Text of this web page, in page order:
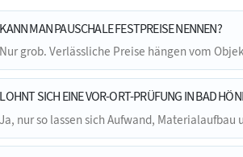
KANN MAN PAUSCHALE FESTPREISE NENNEN?
Nur grob. Verlässliche Preise hängen vom
LOHNT SICH EINE VOR-ORT-PRÜFUNG IN BAD
Ja, nur so lassen sich Aufwand,